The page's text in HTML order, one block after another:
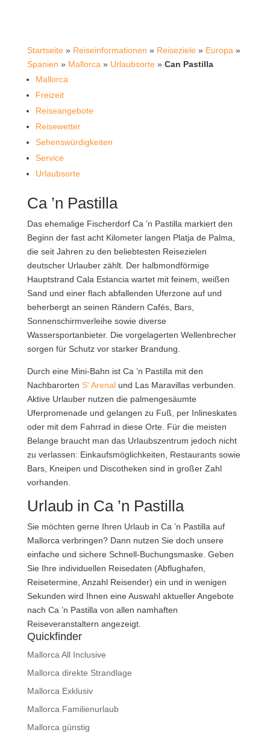
Startseite» Reiseinformationen » Reiseziele» Europa »
Spanien » Mallorca » Urlaubsorte» Can Pastilla
Mallorca
Freizeit
Reiseangebote
Reisewetter
Sehenswürdigkeiten
Service
Urlaubsorte
Ca ’n Pastilla
Das ehemalige Fischerdorf Ca ’n Pastilla markiert den
Beginn der fast acht Kilometer langen Platja de Palma,
die seit Jahren zu den beliebtesten Reisezielen
deutscher Urlauber zählt. Der halbmondförmige
Hauptstrand Cala Estancia wartet mit feinem, weißen
Sand und einer flach abfallenden Uferzone auf und
beherbergt an seinen Rändern Cafés, Bars,
Sonnenschirmverleihe sowie diverse
Wassersportanbieter. Die vorgelagerten Wellenbrecher
sorgen für Schutz vor starker Brandung.
Durch eine Mini-Bahn ist Ca ’n Pastilla mit den
Nachbarorten S‘ Arenalund Las Maravillas verbunden.
Aktive Urlauber nutzen die palmengesäumte
Uferpromenade und gelangen zu Fuß, per Inlineskates
oder mit dem Fahrrad in diese Orte. Für die meisten
Belange braucht man das Urlaubszentrum jedoch nicht
zu verlassen: Einkaufsmöglichkeiten, Restaurants sowie
Bars, Kneipen und Discotheken sind in großer Zahl
vorhanden.
Urlaub in Ca ’n Pastilla
Sie möchten gerne Ihren Urlaub in Ca ’n Pastilla auf
Mallorca verbringen? Dann nutzen Sie doch unsere
einfache und sichere Schnell-Buchungsmaske. Geben
Sie Ihre individuellen Reisedaten (Abflughafen,
Reisetermine, Anzahl Reisender) ein und in wenigen
Sekunden wird Ihnen eine Auswahl aktueller Angebote
nach Ca ’n Pastilla von allen namhaften
Reiseveranstaltern angezeigt.
Quickfinder
Mallorca All Inclusive
Mallorca direkte Strandlage
Mallorca Exklusiv
Mallorca Familienurlaub
Mallorca günstig